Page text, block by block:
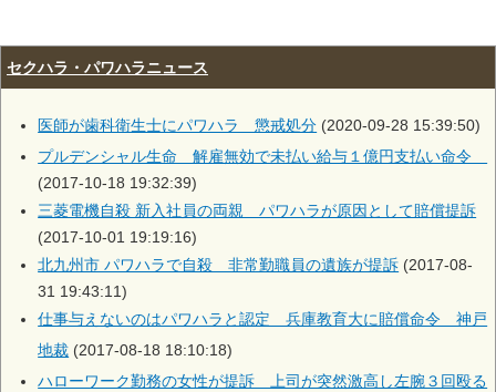
セクハラ・パワハラニュース
医師が歯科衛生士にパワハラ 懲戒処分 (2020-09-28 15:39:50)
プルデンシャル生命 解雇無効で未払い給与１億円支払い命令
(2017-10-18 19:32:39)
三菱電機自殺 新入社員の両親 パワハラが原因として賠償提訴
(2017-10-01 19:19:16)
北九州市 パワハラで自殺 非常勤職員の遺族が提訴 (2017-08-
31 19:43:11)
仕事与えないのはパワハラと認定 兵庫教育大に賠償命令 神戸
地裁 (2017-08-18 18:10:18)
ハローワーク勤務の女性が提訴 上司が突然激高し左腕３回殴る